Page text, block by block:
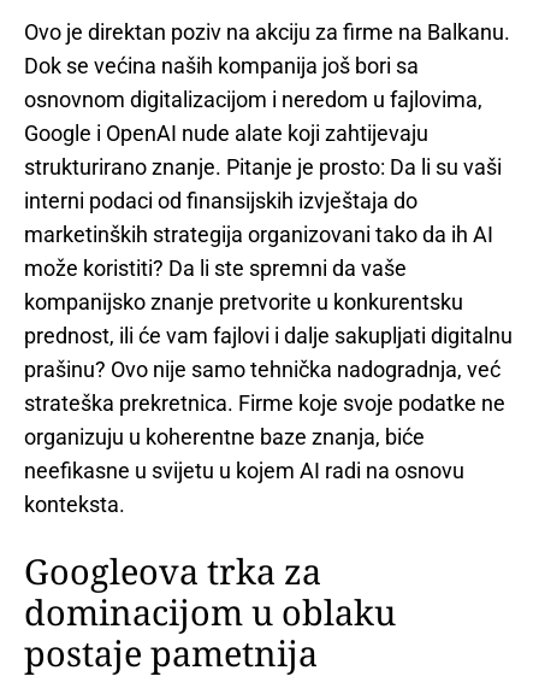
Ovo je direktan poziv na akciju za firme na Balkanu.
Dok se većina naših kompanija još bori sa
osnovnom digitalizacijom i neredom u fajlovima,
Google i OpenAI nude alate koji zahtijevaju
strukturirano znanje. Pitanje je prosto: Da li su vaši
interni podaci od finansijskih izvještaja do
marketinških strategija organizovani tako da ih AI
može koristiti? Da li ste spremni da vaše
kompanijsko znanje pretvorite u konkurentsku
prednost, ili će vam fajlovi i dalje sakupljati digitalnu
prašinu? Ovo nije samo tehnička nadogradnja, već
strateška prekretnica. Firme koje svoje podatke ne
organizuju u koherentne baze znanja, biće
neefikasne u svijetu u kojem AI radi na osnovu
konteksta.
Googleova trka za
dominacijom u oblaku
postaje pametnija